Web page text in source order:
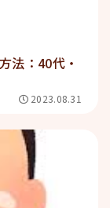
法：40代・
2023.08.31